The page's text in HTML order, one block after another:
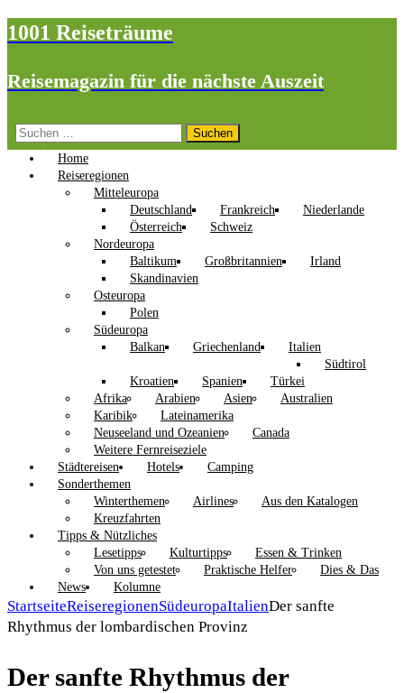
1001 Reiseträume
Reisemagazin für die nächste Auszeit
Suchen
nach:
Home
Reiseregionen
Mitteleuropa
Deutschland
Frankreich
Niederlande
Österreich
Schweiz
Nordeuropa
Baltikum
Großbritannien
Irland
Skandinavien
Osteuropa
Polen
Südeuropa
Balkan
Griechenland
Italien
Südtirol
Kroatien
Spanien
Türkei
Afrika
Arabien Asien
Australien
Karibik
Lateinamerika
Neuseeland und Ozeanien
Canada
Weitere Fernreiseziele
Städtereisen
Hotels
Camping
Sonderthemen
Winterthemen
Airlines
Aus den Katalogen
Kreuzfahrten
Tipps & Nützliches
Lesetipps
Kulturtipps
Essen & Trinken
Von uns getestet
Praktische Helfer
Dies & Das
News
Kolumne
StartseiteReiseregionenSüdeuropaItalienDer sanfte
Rhythmus der lombardischen Provinz
Der sanfte Rhythmus der